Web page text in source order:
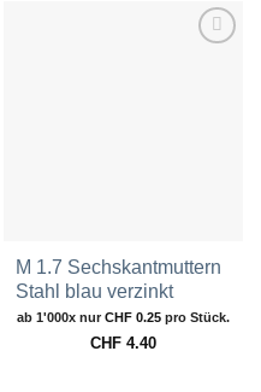
M 1.7 Sechskantmuttern
Stahl blau verzinkt
ab 1'000x nur CHF 0.25 pro Stück.
CHF 4.40